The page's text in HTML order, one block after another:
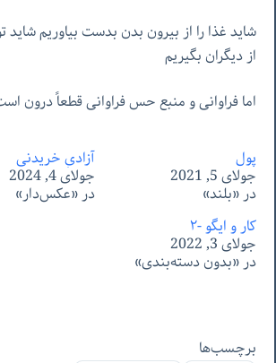
شاید غذا را از بیرون بدن بدست بیاوریم شاید
از دیگران بگیریم
اما فراوانی و منبع حس فراوانی قطعاً درون
پول
جولای 5, 2021
در «بلند»
آزادیِ خریدنی
جولای 4, 2024
در «عکس‌دار»
کار و ایگو -٢
جولای 3, 2022
در «بدون دسته‌بندی»
برچسب‌ها